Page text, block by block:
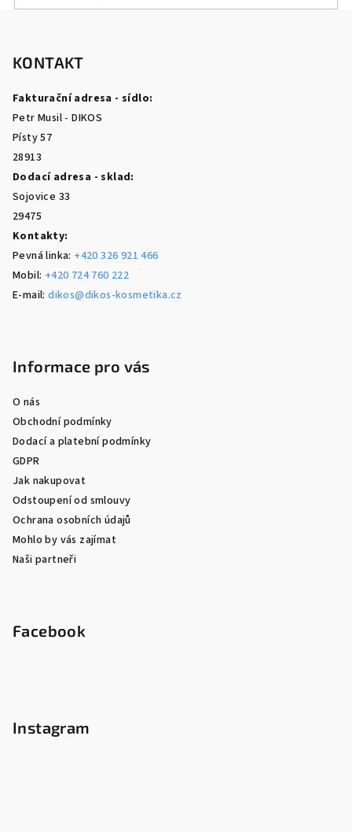
KONTAKT
Fakturační adresa - sídlo:
Petr Musil - DIKOS
Písty 57
28913
Dodací adresa - sklad:
Sojovice 33
29475
Kontakty:
Pevná linka: +420 326 921 466
Mobil: +420 724 760 222
E-mail:dikos@dikos-kosmetika.cz
Informace pro vás
O nás
Obchodní podmínky
Dodací a platební podmínky
GDPR
Jak nakupovat
Odstoupení od smlouvy
Ochrana osobních údajů
Mohlo by vás zajímat
Naši partneři
Facebook
Instagram